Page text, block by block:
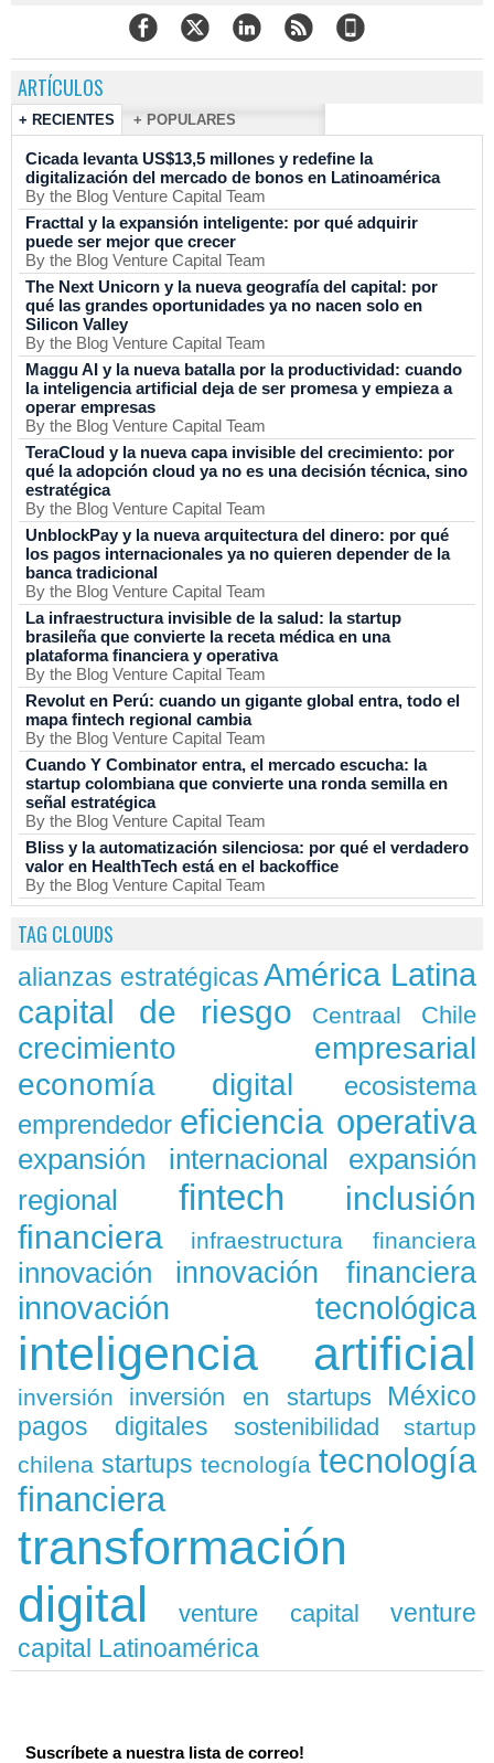
ARTÍCULOS
+ RECIENTES + POPULARES
Cicada levanta US$13,5 millones y redefine la
digitalización del mercado de bonos en Latinoamérica
By the Blog Venture Capital Team
Fracttal y la expansión inteligente: por qué adquirir
puede ser mejor que crecer
By the Blog Venture Capital Team
The Next Unicorn y la nueva geografía del capital: por
qué las grandes oportunidades ya no nacen solo en
Silicon Valley
By the Blog Venture Capital Team
Maggu AI y la nueva batalla por la productividad: cuando
la inteligencia artificial deja de ser promesa y empieza a
operar empresas
By the Blog Venture Capital Team
TeraCloud y la nueva capa invisible del crecimiento: por
qué la adopción cloud ya no es una decisión técnica, sino
estratégica
By the Blog Venture Capital Team
UnblockPay y la nueva arquitectura del dinero: por qué
los pagos internacionales ya no quieren depender de la
banca tradicional
By the Blog Venture Capital Team
La infraestructura invisible de la salud: la startup
brasileña que convierte la receta médica en una
plataforma financiera y operativa
By the Blog Venture Capital Team
Revolut en Perú: cuando un gigante global entra, todo el
mapa fintech regional cambia
By the Blog Venture Capital Team
Cuando Y Combinator entra, el mercado escucha: la
startup colombiana que convierte una ronda semilla en
señal estratégica
By the Blog Venture Capital Team
Bliss y la automatización silenciosa: por qué el verdadero
valor en HealthTech está en el backoffice
By the Blog Venture Capital Team
TAG CLOUDS
alianzas estratégicas América Latina
capital de riesgo Centraal Chile
crecimiento empresarial
economía digital
ecosistema
emprendedor eficiencia operativa
expansión internacional
expansión
regional
fintech
inclusión
financiera
infraestructura financiera
innovación innovación financiera
innovación tecnológica
inteligencia artificial
inversión inversión en startups México
pagos digitales sostenibilidad
startup
chilena startups tecnología tecnología
financiera
transformación
digital
venture capital
venture
capital Latinoamérica
Suscríbete a nuestra lista de correo!